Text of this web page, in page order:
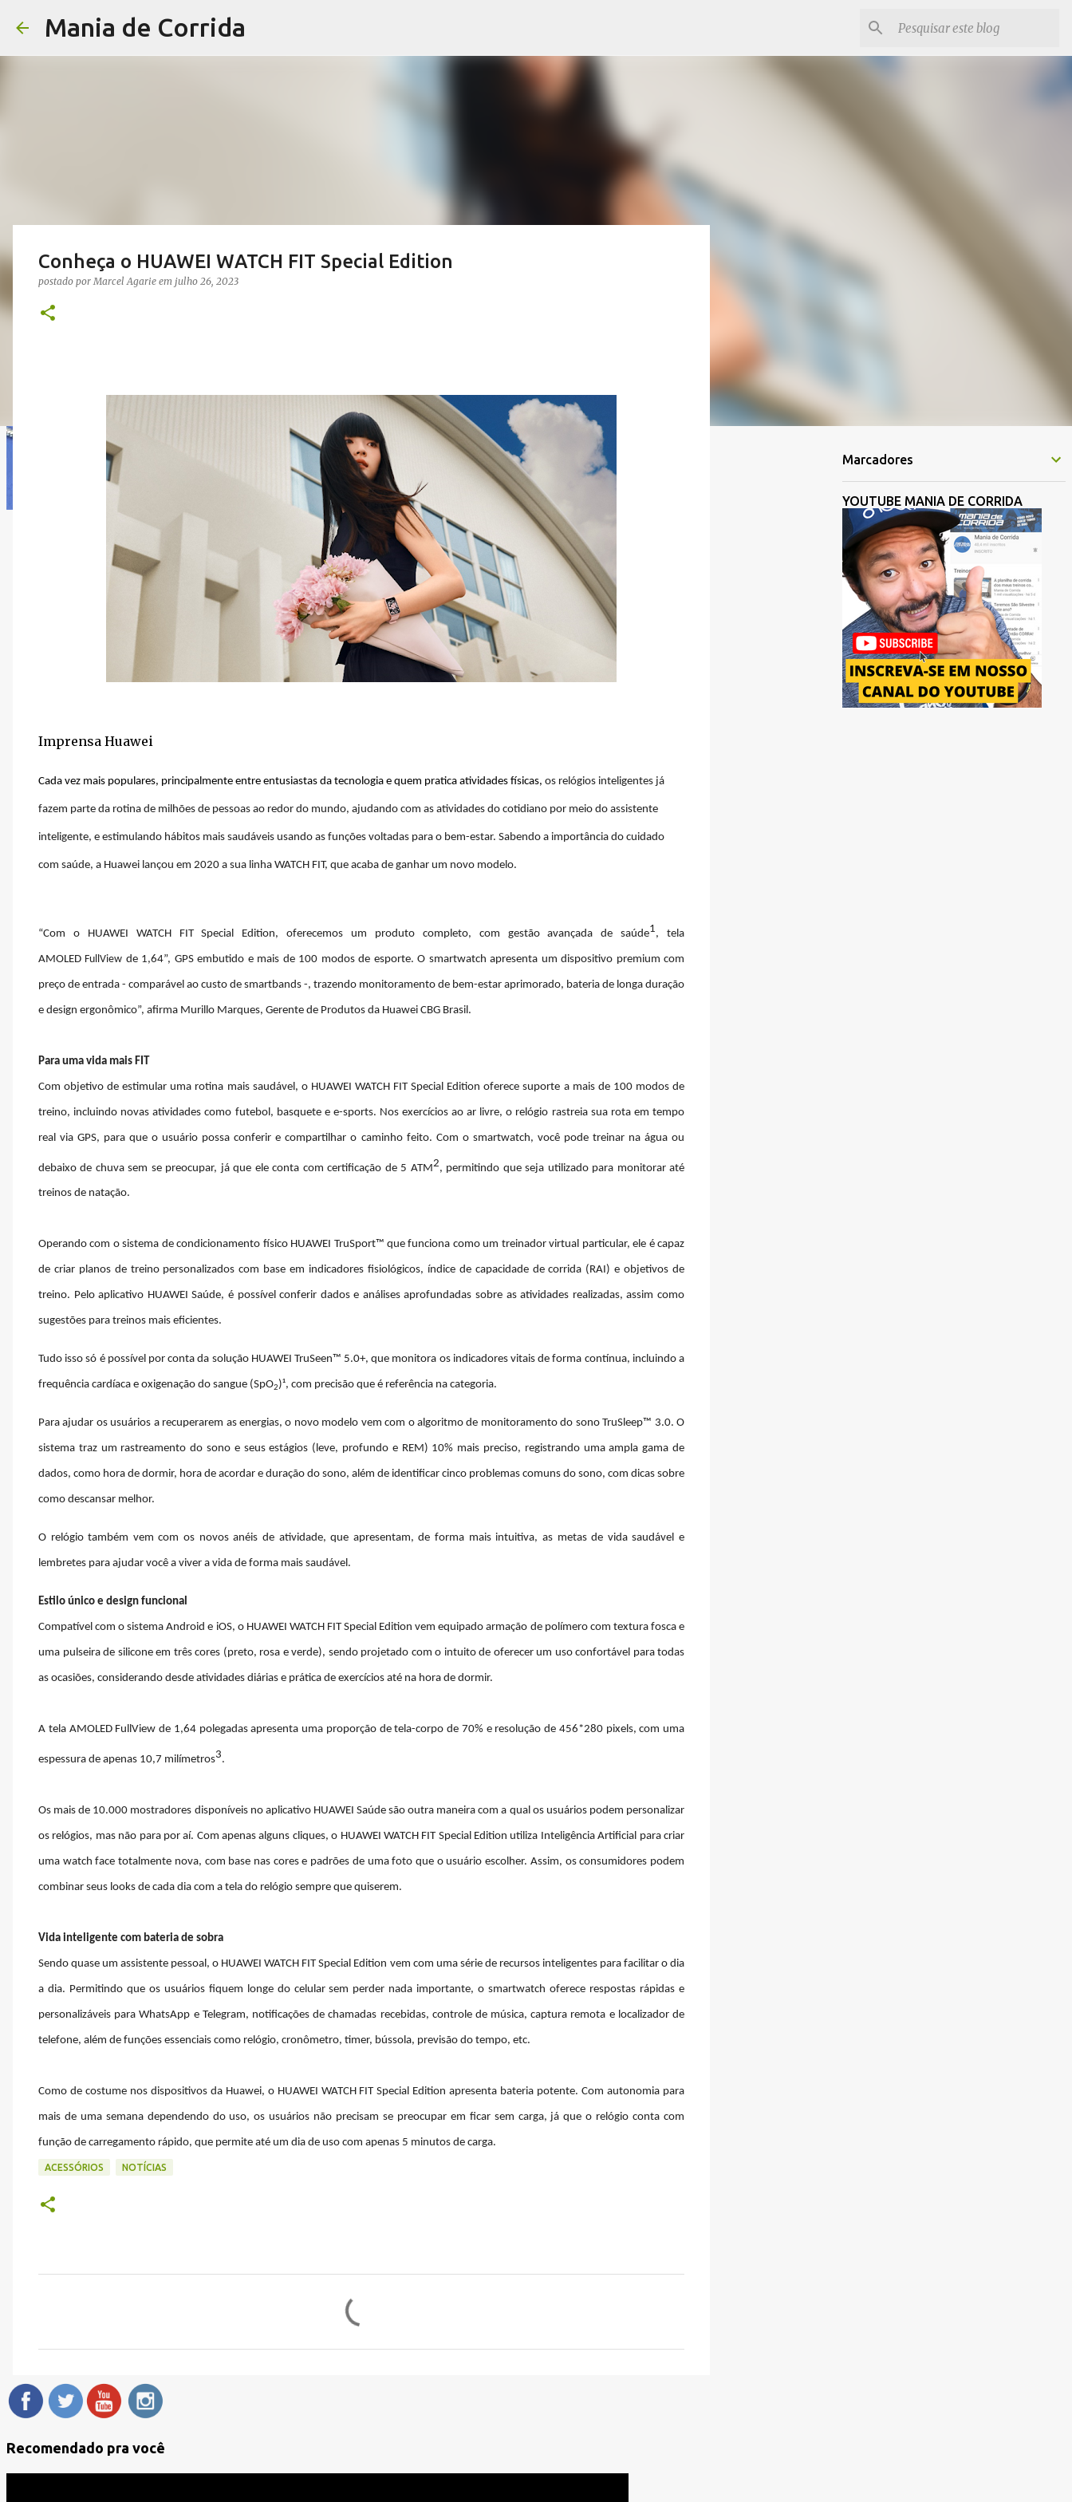
Mania de Corrida
Conheça o HUAWEI WATCH FIT Special Edition
postado porMarcel Agarie em julho 26, 2023
Imprensa Huawei
Cada vez mais populares, principalmente entre entusiastas da tecnologia e quem pratica atividades físicas, os relógios inteligentes já
fazem parte da rotina de milhões de pessoas ao redor do mundo, ajudando com as atividades do cotidiano por meio do assistente
inteligente, e estimulando hábitos mais saudáveis usando as funções voltadas para o bem-estar. Sabendo a importância do cuidado
com saúde, a Huawei lançou em 2020 a sua linha WATCH FIT, que acaba de ganhar um novo modelo.
“Com o HUAWEI WATCH FIT Special Edition, oferecemos um produto completo, com gestão avançada de saúde1, tela
AMOLED FullView de 1,64”, GPS embutido e mais de 100 modos de esporte. O smartwatch apresenta um dispositivo premium com
preço de entrada - comparável ao custo de smartbands -, trazendo monitoramento de bem-estar aprimorado, bateria de longa duração
e design ergonômico”, afirma Murillo Marques, Gerente de Produtos da Huawei CBG Brasil.
Para uma vida mais FIT
Com objetivo de estimular uma rotina mais saudável, o HUAWEI WATCH FIT Special Edition oferece suporte a mais de 100 modos de
treino, incluindo novas atividades como futebol, basquete e e-sports. Nos exercícios ao ar livre, o relógio rastreia sua rota em tempo
real via GPS, para que o usuário possa conferir e compartilhar o caminho feito. Com o smartwatch, você pode treinar na água ou
debaixo de chuva sem se preocupar, já que ele conta com certificação de 5 ATM2, permitindo que seja utilizado para monitoraraté
treinos de natação.
Operando com o sistema de condicionamento físico HUAWEI TruSport™ que funciona como um treinador virtual particular, ele é capaz
de criar planos de treino personalizados com base em indicadores fisiológicos, índice de capacidade de corrida (RAI) e objetivos de
treino. Pelo aplicativo HUAWEI Saúde, é possível conferir dados e análises aprofundadas sobre as atividades realizadas, assim como
sugestões para treinos mais eficientes.
Tudo isso só é possível por conta da solução HUAWEI TruSeen™ 5.0+, que monitora os indicadores vitais de forma contínua, incluindo a
frequência cardíaca e oxigenação do sangue (SpO2)¹, com precisão que é referência na categoria.
Para ajudar os usuários a recuperarem as energias, o novo modelo vem com o algoritmo de monitoramento do sono TruSleep™ 3.0. O
sistema traz um rastreamento do sono e seus estágios (leve, profundo e REM) 10% mais preciso, registrando uma ampla gama de
dados, como hora de dormir, hora de acordar e duração do sono, além de identificar cinco problemas comuns do sono, com dicas sobre
como descansar melhor.
O relógio também vem com os novos anéis de atividade, que apresentam, de forma mais intuitiva, as metas de vida saudável e
lembretes para ajudar você a viver a vida de forma mais saudável.
Estilo único e design funcional
Compatível com o sistema Android e iOS, o HUAWEI WATCH FIT Special Edition vem equipado armação de polímero com textura fosca e
uma pulseira de silicone em três cores (preto, rosa e verde), sendo projetado com o intuito de oferecer um uso confortável para todas
as ocasiões, considerando desde atividades diárias e prática de exercícios até na hora de dormir.
A tela AMOLED FullView de 1,64 polegadas apresenta uma proporção de tela-corpo de 70% e resolução de 456*280 pixels, com uma
espessura de apenas 10,7 milímetros3.
Os mais de 10.000 mostradores disponíveis no aplicativo HUAWEI Saúde são outra maneira com a qual os usuários podem personalizar
os relógios, mas não para por aí. Com apenas alguns cliques, o HUAWEI WATCH FIT Special Edition utiliza Inteligência Artificial para criar
uma watch face totalmente nova, com base nas cores e padrões de uma foto que o usuário escolher. Assim, os consumidores podem
combinar seus looks de cada dia com a tela do relógio sempre que quiserem.
Vida inteligente com bateria de sobra
Sendo quase um assistente pessoal, o HUAWEI WATCH FIT Special Edition vem com uma série de recursos inteligentes para facilitar o dia
a dia. Permitindo que os usuários fiquem longe do celular sem perder nada importante, o smartwatch oferece respostas rápidas e
personalizáveis para WhatsApp e Telegram, notificações de chamadas recebidas, controle de música, captura remota e localizador de
telefone, além de funções essenciais como relógio, cronômetro, timer, bússola, previsão do tempo, etc.
Como de costume nos dispositivos da Huawei, o HUAWEI WATCH FIT Special Edition apresenta bateria potente. Com autonomia para
mais de uma semana dependendo do uso, os usuários não precisam se preocupar em ficar sem carga, já que o relógio conta com
função de carregamento rápido, que permite até um dia de uso com apenas 5 minutos de carga.
ACESSÓRIOS NOTÍCIAS
n
t
r
i
Recomendado pra você
Marcadores
YOUTUBE MANIA DE CORRIDA